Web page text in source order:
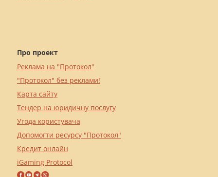
Про проект
Реклама на "Протокол"
"Протокол" без реклами!
Карта сайту
Тендер на юридичну послугу
Угода користувача
Допомогти ресурсу "Протокол"
Кредит онлайн
iGaming Protocol